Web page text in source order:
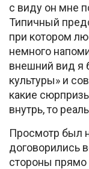
с виду он мне
Типичный
при котором
немного
внешний вид я
культуры» и
какие
внутрь, то
Просмотр был
договорились
стороны прямо